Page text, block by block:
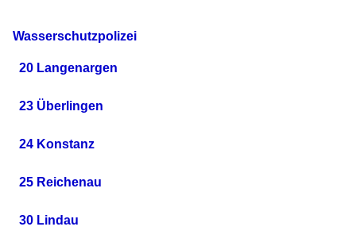
Wasserschutzpolizei
20 Langenargen
23 Überlingen
24 Konstanz
25 Reichenau
30 Lindau